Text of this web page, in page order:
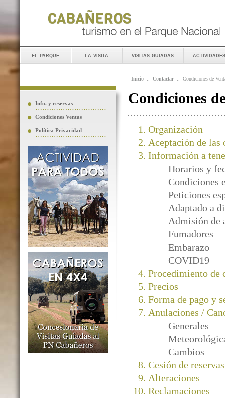
el parque la visita visitas guiadas actividades
Info. y reservas
Condiciones Ventas
Política Privacidad
Inicio :: Contactar :: Condiciones de
Condiciones
Organización
Aceptación de las
Información a
Horarios y
Condiciones
Peticiones
Adaptado a
Admisión de
Fumadores
Embarazo
COVID19
Procedimiento de
Precios
Forma de pago y
Anulaciones /
Generales
Cambios
Cesión de reservas
Alteraciones
Reclamaciones